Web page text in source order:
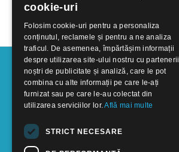
Contul meu
Autentificare
cookie-uri
Folosim cookie-uri pentru a personaliza
conținutul, reclamele și pentru a ne analiza
traficul. De asemenea, împărtășim informații
despre utilizarea site-ului nostru cu partenerii
noștri de publicitate și analiză, care le pot
combina cu alte informații pe care le-ați
furnizat sau pe care le-au colectat din
utilizarea serviciilor lor.Află mai multe
STRICT NECESARE